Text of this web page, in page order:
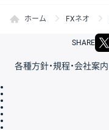
ホーム FXネオ
SHARE
各種方針・規程・会社案内